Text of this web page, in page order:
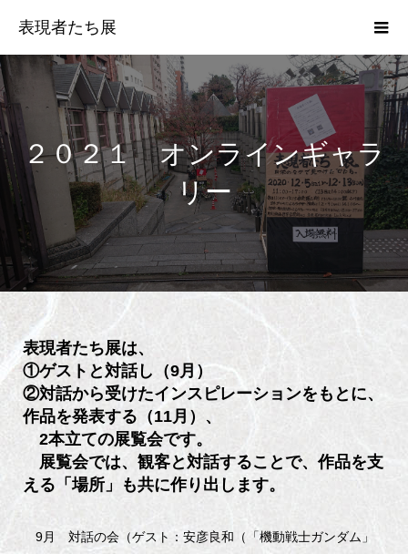
表現者たち展
２０２１ オンラインギャラ
リー
表現者たち展は、
①ゲストと対話し（9月）
②対話から受けたインスピレーションをもとに、
作品を発表する（11月）、
2本立ての展覧会です。
展覧会では、観客と対話することで、作品を支
える「場所」も共に作り出します。
9月 対話の会（ゲスト：安彦良和（「機動戦士ガンダム」